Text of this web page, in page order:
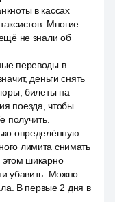
в кассах
Многие
не знали об
переводы в
деньги снять
билеты на
поезда, чтобы
получить.
определённую
лимита снимать
шикарно
убавить. Можно
В первые 2 дня в